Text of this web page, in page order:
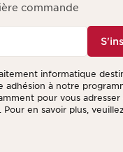
commande
informatique
adhésion à notre
pour vous adresser
en savoir plus,